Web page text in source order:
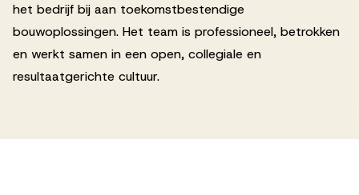
het bedrijf bij aan toekomstbestendige
bouwoplossingen. Het team is professioneel, betrokken
en werkt samen in een open, collegiale en
resultaatgerichte cultuur.